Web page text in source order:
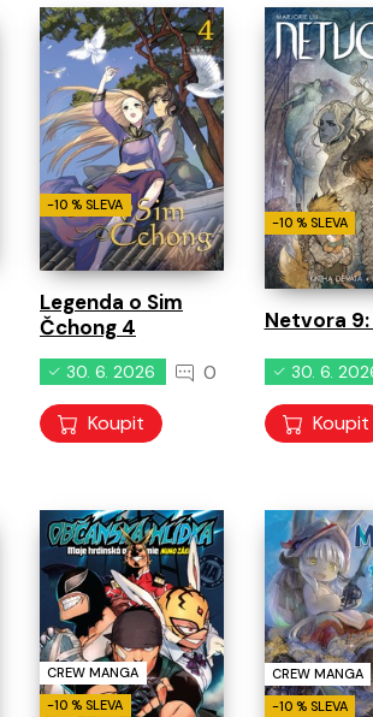
-10 % SLEVA
Legenda o Sim
Čchong 4
30. 6. 2026
0
Koupit
-10 % SLEVA
Netvora
30. 6.
Koupit
CREW MANGA
-10 % SLEVA
CREW MANGA
-10 % SLEVA